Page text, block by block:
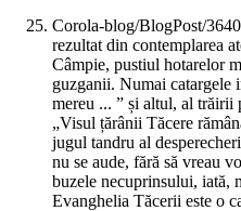
Corola-blog/BlogPost/
rezultat din contemplarea
Câmpie, pustiul hotarelor
guzganii. Numai catargele
mereu ... ” și altul, al trăirii
„Visul țărânii Tăcere
jugul tandru al
nu se aude, fără să vreau
buzele necuprinsului, iată,
Evanghelia Tăcerii este o